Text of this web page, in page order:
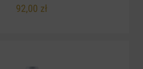
92,00 zł